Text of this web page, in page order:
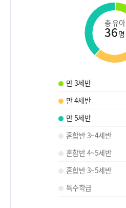
총 유아
36명
만 3세반
만 4세반
만 5세반
혼합반 3~4세반
혼합반 4~5세반
혼합반 3~5세반
특수학급